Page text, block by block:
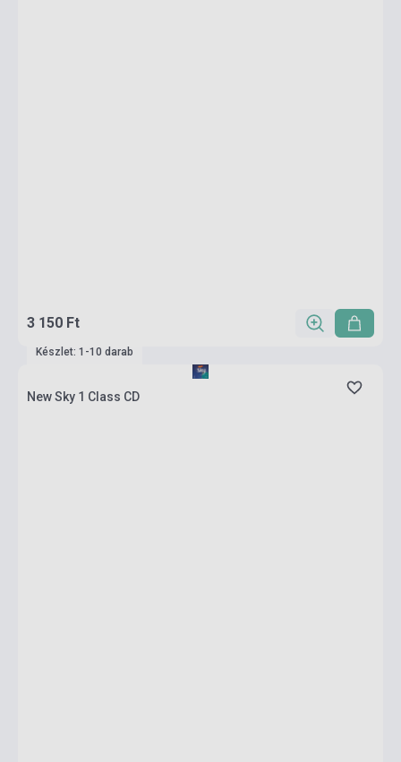
3 150 Ft
Készlet: 1-10 darab
New Sky 1 Class CD